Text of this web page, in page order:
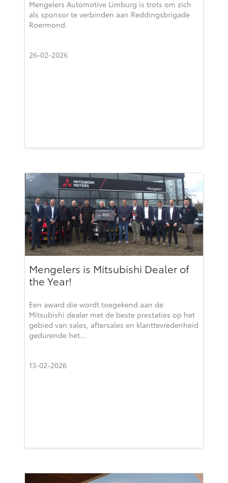
Mengelers Automotive Limburg is trots om zich
als sponsor te verbinden aan Reddingsbrigade
Roermond.
26-02-2026
Mengelers is Mitsubishi Dealer of
the Year!
Een award die wordt toegekend aan de
Mitsubishi dealer met de beste prestaties op het
gebied van sales, aftersales en klanttevredenheid
gedurende het…
13-02-2026